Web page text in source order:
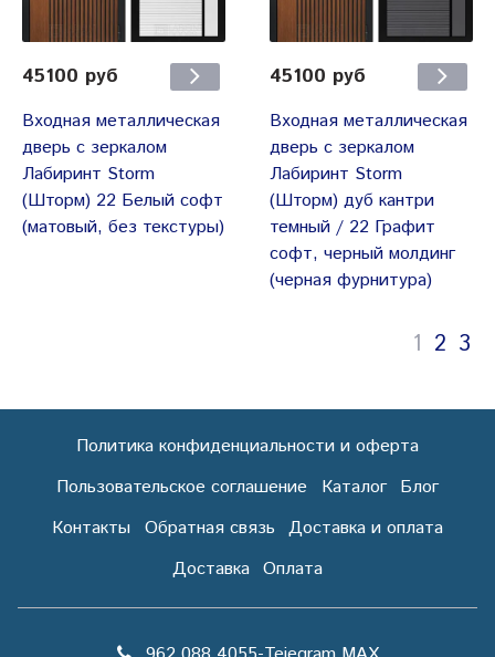
45100 руб
Входная металлическая
дверь с зеркалом
Лабиринт Storm
(Шторм) 22 Белый софт
(матовый, без текстуры)
45100 руб
Входная металлическая
дверь с зеркалом
Лабиринт Storm
(Шторм) дуб кантри
темный / 22 Графит
софт, черный молдинг
(черная фурнитура)
1 2 3
Политика конфиденциальности и оферта
Пользовательское соглашение
Каталог Блог
Контакты Обратная связь Доставка и оплата
Доставка Оплата